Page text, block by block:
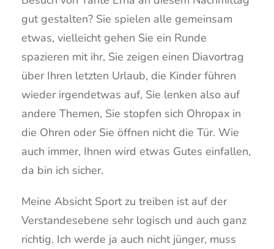
gut gestalten? Sie spielen alle gemeinsam
etwas, vielleicht gehen Sie ein Runde
spazieren mit ihr, Sie zeigen einen Diavortrag
über Ihren letzten Urlaub, die Kinder führen
wieder irgendetwas auf, Sie lenken also auf
andere Themen, Sie stopfen sich Ohropax in
die Ohren oder Sie öffnen nicht die Tür. Wie
auch immer, Ihnen wird etwas Gutes einfallen,
da bin ich sicher.
Meine Absicht Sport zu treiben ist auf der
Verstandesebene sehr logisch und auch ganz
richtig. Ich werde ja auch nicht jünger, muss